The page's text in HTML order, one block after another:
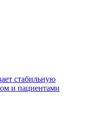
стабильную
и пациентами